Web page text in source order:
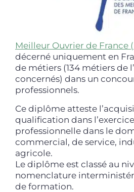
Meilleur Ouvrier de France
décerné uniquement en
de métiers (134 métiers de
concernés) dans un
professionnels.
Ce diplôme atteste
qualification dans
professionnelle dans le
commercial, de service,
agricole.
Le diplôme est classé au
nomenclature
de formation.